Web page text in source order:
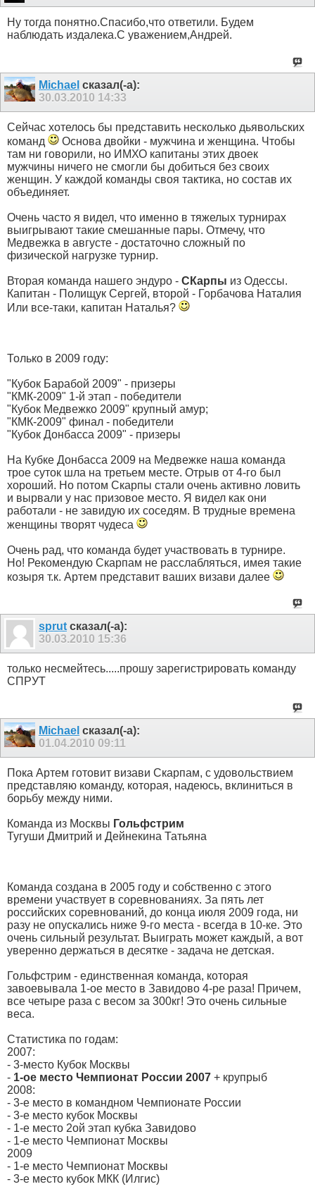
Ну тогда понятно.Спасибо,что ответили. Будем
наблюдать издалека.С уважением,Андрей.
Michael сказал(-а):
30.03.2010 14:33
Сейчас хотелось бы представить несколько дьявольских
команд
Основа двойки - мужчина и женщина. Чтобы
там ни говорили, но ИМХО капитаны этих двоек
мужчины ничего не смогли бы добиться без своих
женщин. У каждой команды своя тактика, но состав их
объединяет.
Очень часто я видел, что именно в тяжелых турнирах
выигрывают такие смешанные пары. Отмечу, что
Медвежка в августе - достаточно сложный по
физической нагрузке турнир.
Вторая команда нашего эндуро - СКарпы из Одессы.
Капитан - Полищук Сергей, второй - Горбачова Наталия
Или все-таки, капитан Наталья?
Только в 2009 году:
"Кубок Барабой 2009" - призеры
"КМК-2009" 1-й этап - победители
"Кубок Медвежко 2009" крупный амур;
"КМК-2009" финал - победители
"Кубок Донбасса 2009" - призеры
На Кубке Донбасса 2009 на Медвежке наша команда
трое суток шла на третьем месте. Отрыв от 4-го был
хороший. Но потом Скарпы стали очень активно ловить
и вырвали у нас призовое место. Я видел как они
работали - не завидую их соседям. В трудные времена
женщины творят чудеса
Очень рад, что команда будет участвовать в турнире.
Но! Рекомендую Скарпам не расслабляться, имея такие
козыря т.к. Артем представит ваших визави далее
sprut сказал(-а):
30.03.2010 15:36
только несмейтесь.....прошу зарегистрировать команду
СПРУТ
Michael сказал(-а):
01.04.2010 09:11
Пока Артем готовит визави Скарпам, с удовольствием
представляю команду, которая, надеюсь, вклиниться в
борьбу между ними.
Команда из Москвы Гольфстрим
Тугуши Дмитрий и Дейнекина Татьяна
Команда создана в 2005 году и собственно с этого
времени участвует в соревнованиях. За пять лет
российских соревнований, до конца июля 2009 года, ни
разу не опускались ниже 9-го места - всегда в 10-ке. Это
очень сильный результат. Выиграть может каждый, а вот
уверенно держаться в десятке - задача не детская.
Гольфстрим - единственная команда, которая
завоевывала 1-ое место в Завидово 4-ре раза! Причем,
все четыре раза с весом за 300кг! Это очень сильные
веса.
Статистика по годам:
2007:
- 3-место Кубок Москвы
- 1-ое место Чемпионат России 2007 + крупрыб
2008:
- 3-е место в командном Чемпионате России
- 3-е место кубок Москвы
- 1-е место 2ой этап кубка Завидово
- 1-е место Чемпионат Москвы
2009
- 1-е место Чемпионат Москвы
- 3-е место кубок МКК (Илгис)